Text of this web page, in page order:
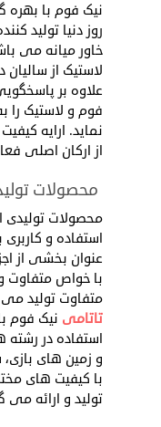
نیک فوم با بهره
روز دنیا تولید
خاور میانه می
لاستیک از
علاوه بر
فوم و لاستیک را
نماید. ارایه
از ارکان اصلی
محصولات
محصولات تولیدی
استفاده و
عنوان بخشی از
با خواص
متفاوت تولید
تاتامی نیک فوم
استفاده در
و زمین های
با کیفیت های
تولید و ارائه می